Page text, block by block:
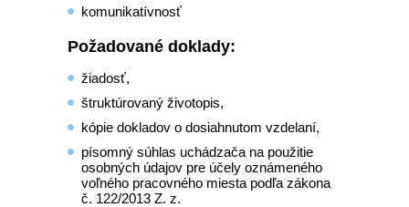
komunikatívnosť
Požadované doklady:
žiadosť,
štruktúrovaný životopis,
kópie dokladov o dosiahnutom vzdelaní,
písomný súhlas uchádzača na použitie
osobných údajov pre účely oznámeného
voľného pracovného miesta podľa zákona
č. 122/2013 Z. z.